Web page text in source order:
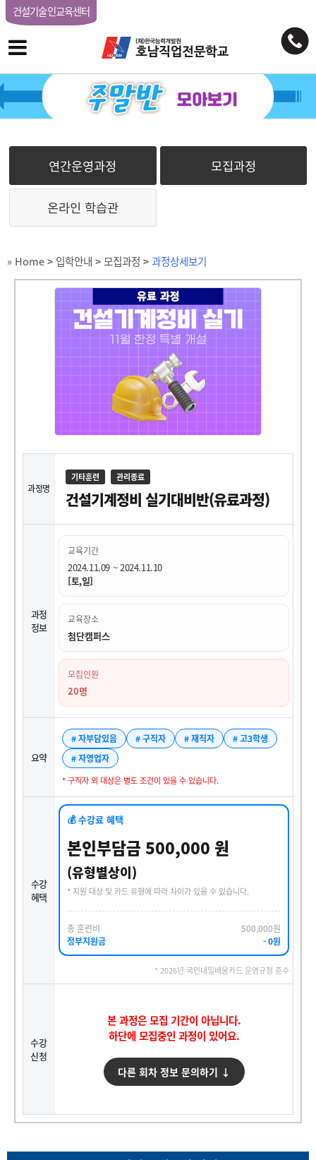
건설기술인교육센터
연간운영과정 모집과정
온라인 학습관
» Home> 입학안내 >모집과정 >과정상세보기
과정명
기타훈련 관리종료
건설기계정비 실기대비반(유료과정)
과정
정보
교육기간
2024.11.09 ~ 2024.11.10
[토,일]
교육장소
첨단캠퍼스
모집인원
20명
요약
# 자부담있음 # 구직자 # 재직자
# 고3학생
# 자영업자
* 구직자 외 대상은 별도 조건이 있을 수 있습니다.
수강
혜택
💰 수강료 혜택
본인부담금 500,000 원
(유형별상이)
* 지원 대상 및 카드 유형에 따라 차이가 있을 수 있습니다.
총 훈련비
500,000원
정부지원금
- 0원
* 2026년 국민내일배움카드 운영규정 준수
수강
신청
본 과정은 모집 기간이 아닙니다.
하단에 모집중인 과정이 있어요.
다른 회차 정보 문의하기 ↓